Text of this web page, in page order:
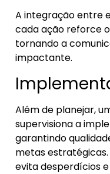
A integração entre
cada ação reforce
tornando a
impactante.
Além de planejar,
supervisiona a
garantindo
metas estratégicas.
evita desperdícios